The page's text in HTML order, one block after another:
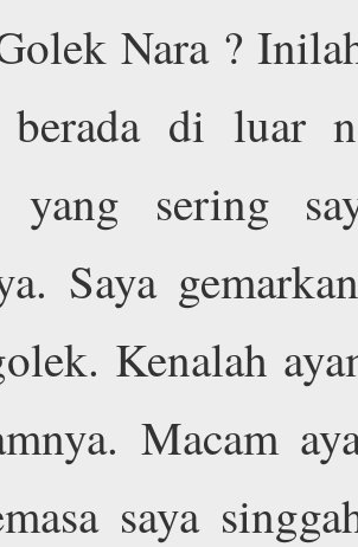
Nara ?
berada di luar
yang sering
Saya
Kenalah
Macam
saya